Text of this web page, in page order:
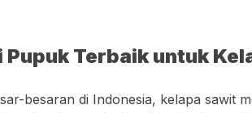
Terbaik untuk
besaran di Indonesia, kelapa sawit